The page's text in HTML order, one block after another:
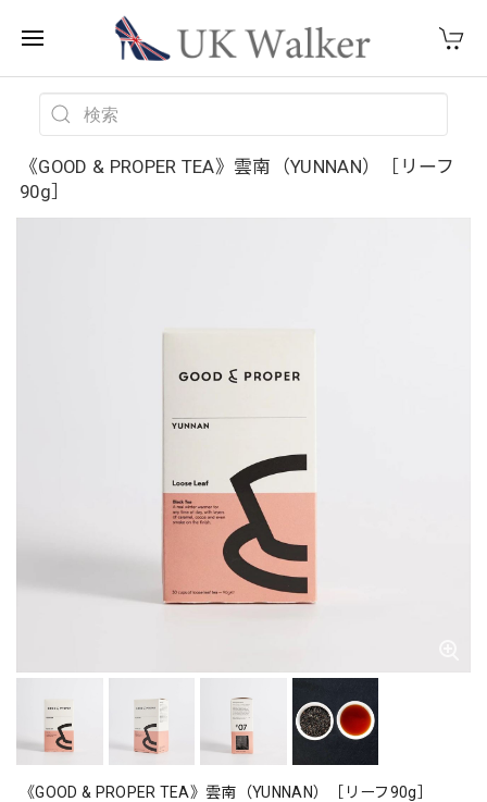
《GOOD & PROPER TEA》雲南（YUNNAN）［リーフ
90g］
《GOOD & PROPER TEA》雲南（YUNNAN）［リーフ90g］